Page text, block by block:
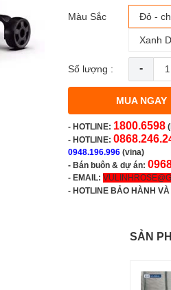
Màu Sắc Đỏ -
Xanh
Số lượng : -
MUA NGAY
- HOTLINE: 1800.6598
- HOTLINE:
0948.196.996 (vina)
- Bán buôn & dự án:
- EMAIL:
- HOTLINE BẢO HÀNH
SẢN